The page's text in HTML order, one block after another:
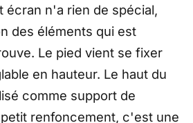
écran n'a rien de spécial,
des éléments qui est
Le pied vient se fixer
en hauteur. Le haut du
comme support de
renfoncement, c'est une